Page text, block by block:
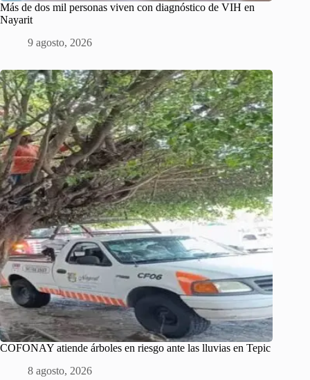
Más de dos mil personas viven con diagnóstico de VIH en
Nayarit
9 agosto, 2026
COFONAY atiende árboles en riesgo ante las lluvias en Tepic
8 agosto, 2026